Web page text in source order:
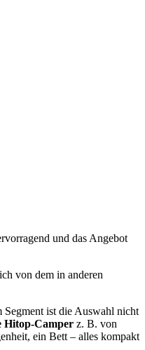
und das Angebot
von dem in anderen
Segment ist die Auswahl nicht
Hitop-Camper z. B. von
ein Bett – alles kompakt